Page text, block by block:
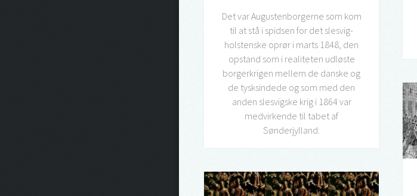
Det var Augustenborgerne som kom
til at stå i spidsen for det slesvig-
holstenske oprør i marts 1848, den
opstand som i realiteten udløste
borgerkrigen mellem de danske og
de tysksindede og som med den
anden slesvigske krig i 1864 var
medvirkende til tabet af
Sønderjylland.